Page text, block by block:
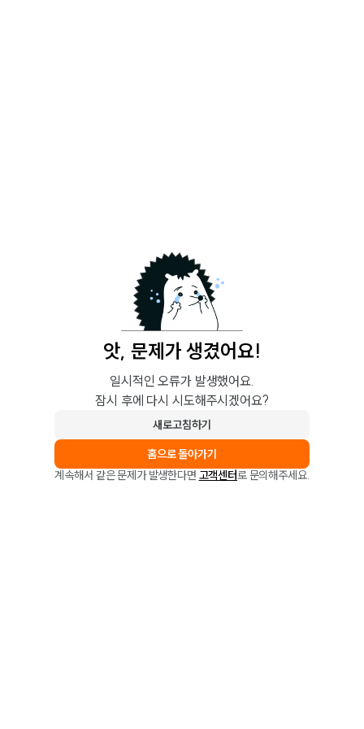
앗, 문제가 생겼어요!
일시적인 오류가 발생했어요.
잠시 후에 다시 시도해주시겠어요?
새로고침하기
홈으로 돌아가기
계속해서 같은 문제가 발생한다면 고객센터로 문의해주세요.